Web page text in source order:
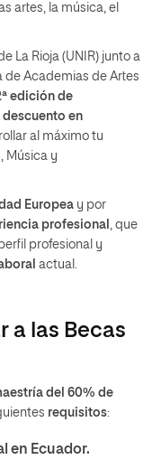
artes, la música, el
La Rioja (UNIR) junto a
de Academias de Artes
edición de
en
al máximo tu
Música y
Europea y por
profesional
, que
profesional y
actual.
a las Becas
del 60% de
requisitos:
en Ecuador.